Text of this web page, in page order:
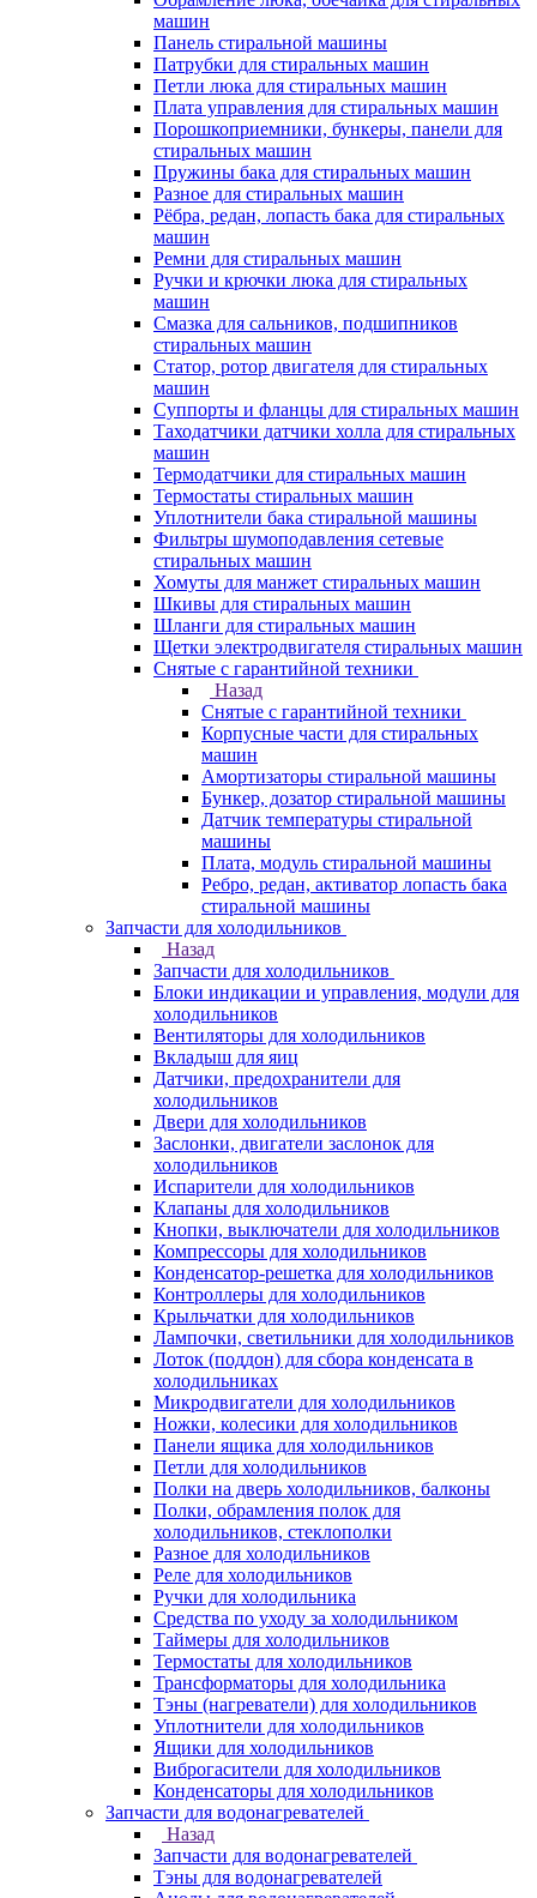
машин
Панель стиральной машины
Патрубки для стиральных машин
Петли люка для стиральных машин
Плата управления для стиральных машин
Порошкоприемники, бункеры, панели для
стиральных машин
Пружины бака для стиральных машин
Разное для стиральных машин
Рёбра, редан, лопасть бака для стиральных
машин
Ремни для стиральных машин
Ручки и крючки люка для стиральных
машин
Смазка для сальников, подшипников
стиральных машин
Статор, ротор двигателя для стиральных
машин
Суппорты и фланцы для стиральных машин
Таходатчики датчики холла для стиральных
машин
Термодатчики для стиральных машин
Термостаты стиральных машин
Уплотнители бака стиральной машины
Фильтры шумоподавления сетевые
стиральных машин
Хомуты для манжет стиральных машин
Шкивы для стиральных машин
Шланги для стиральных машин
Щетки электродвигателя стиральных машин
Снятые с гарантийной техники
Назад
Снятые с гарантийной техники
Корпусные части для стиральных
машин
Амортизаторы стиральной машины
Бункер, дозатор стиральной машины
Датчик температуры стиральной
машины
Плата, модуль стиральной машины
Ребро, редан, активатор лопасть бака
стиральной машины
Запчасти для холодильников
Назад
Запчасти для холодильников
Блоки индикации и управления, модули для
холодильников
Вентиляторы для холодильников
Вкладыш для яиц
Датчики, предохранители для
холодильников
Двери для холодильников
Заслонки, двигатели заслонок для
холодильников
Испарители для холодильников
Клапаны для холодильников
Кнопки, выключатели для холодильников
Компрессоры для холодильников
Конденсатор-решетка для холодильников
Контроллеры для холодильников
Крыльчатки для холодильников
Лампочки, светильники для холодильников
Лоток (поддон) для сбора конденсата в
холодильниках
Микродвигатели для холодильников
Ножки, колесики для холодильников
Панели ящика для холодильников
Петли для холодильников
Полки на дверь холодильников, балконы
Полки, обрамления полок для
холодильников, стеклополки
Разное для холодильников
Реле для холодильников
Ручки для холодильника
Средства по уходу за холодильником
Таймеры для холодильников
Термостаты для холодильников
Трансформаторы для холодильника
Тэны (нагреватели) для холодильников
Уплотнители для холодильников
Ящики для холодильников
Виброгасители для холодильников
Конденсаторы для холодильников
Запчасти для водонагревателей
Назад
Запчасти для водонагревателей
Тэны для водонагревателей